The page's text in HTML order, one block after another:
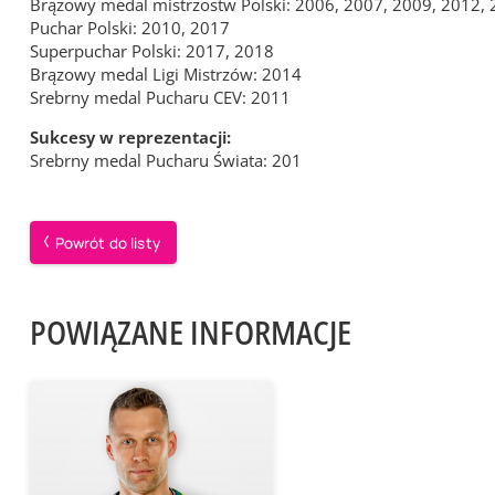
Brązowy medal mistrzostw Polski: 2006, 2007, 2009, 2012,
Puchar Polski: 2010, 2017
Superpuchar Polski: 2017, 2018
Brązowy medal Ligi Mistrzów: 2014
Srebrny medal Pucharu CEV: 2011
Sukcesy w reprezentacji:
Srebrny medal Pucharu Świata: 201
Powrót do listy
POWIĄZANE INFORMACJE